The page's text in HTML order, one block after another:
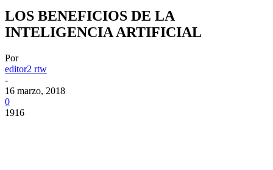
LOS BENEFICIOS DE LA
INTELIGENCIA ARTIFICIAL
Por
editor2 rtw
-
16 marzo, 2018
0
1916